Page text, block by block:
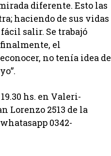
diferente. Esto las
haciendo de sus vidas
salir. Se trabajó
el
no tenía idea de
hs. en Valeri-
Lorenzo 2513 de la
0342-